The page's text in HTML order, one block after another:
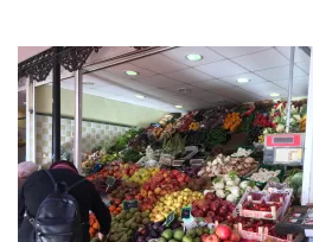
TOUR DU MONDE 2020-2021
CONTACT